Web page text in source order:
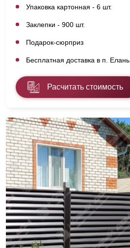
Упаковка картонная - 6 шт.
Заклепки - 900 шт.
Подарок-сюрприз
Бесплатная доставка в п. Елань
Расчитать стоимость